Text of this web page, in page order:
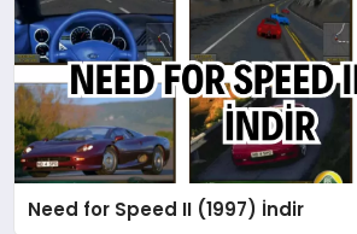
Need for Speed II (1997) İndir